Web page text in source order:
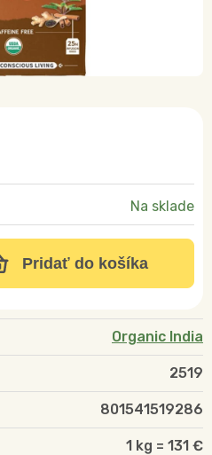
Na sklade
Pridať do košíka
Organic India
2519
801541519286
1 kg = 131 €